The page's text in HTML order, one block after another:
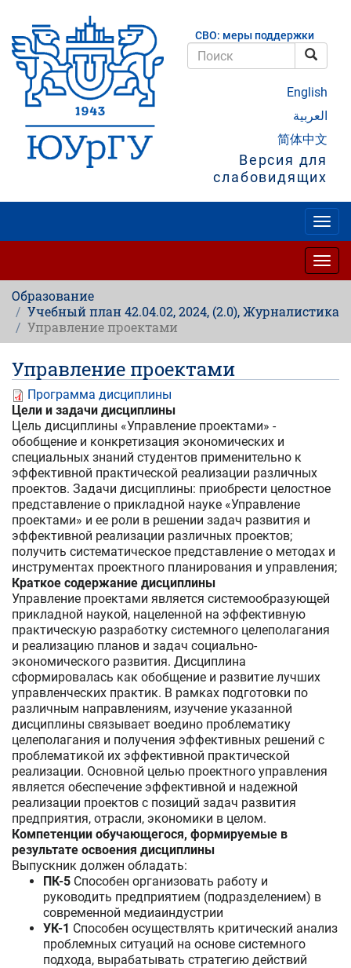
основному
содержанию
СВО: меры поддержки
English
العربية
简体中文
Версия для
слабовидящих
Образование
Учебный план 42.04.02, 2024, (2.0), Журналистика
Управление проектами
Управление проектами
Программа дисциплины
Цели и задачи дисциплины
Цель дисциплины «Управление проектами» -
обобщение и конкретизация экономических и
специальных знаний студентов применительно к
эффективной практической реализации различных
проектов. Задачи дисциплины: приобрести целостное
представление о прикладной науке «Управление
проектами» и ее роли в решении задач развития и
эффективной реализации различных проектов;
получить систематическое представление о методах и
инструментах проектного планирования и управления;
Краткое содержание дисциплины
Управление проектами является системообразующей
прикладной наукой, нацеленной на эффективную
практическую разработку системного целеполагания
и реализацию планов и задач социально-
экономического развития. Дисциплина
сформировалась как обобщение и развитие лучших
управленческих практик. В рамках подготовки по
различным направлениям, изучение указанной
дисциплины связывает воедино проблематику
целеполагания и получения эффективных решений с
проблематикой их эффективной практической
реализации. Основной целью проектного управления
является обеспечение эффективной и надежной
реализации проектов с позиций задач развития
предприятия, отрасли, экономики в целом.
Компетенции обучающегося, формируемые в
результате освоения дисциплины
Выпускник должен обладать:
ПК-5 Способен организовать работу и
руководить предприятием (подразделением) в
современной медиаиндустрии
УК-1 Способен осуществлять критический анализ
проблемных ситуаций на основе системного
подхода, вырабатывать стратегию действий